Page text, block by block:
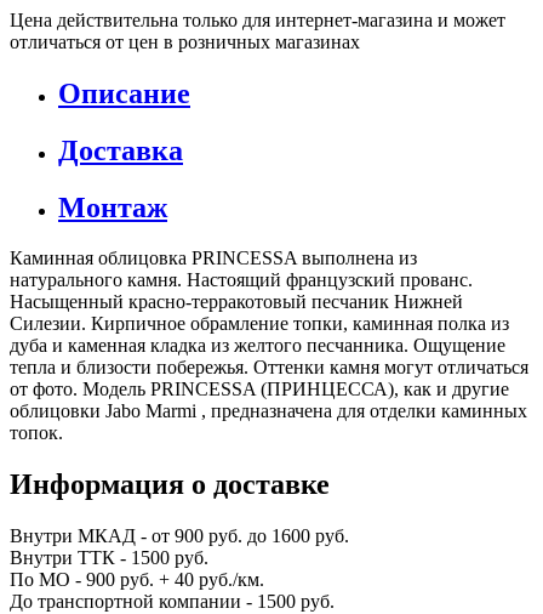
Цена действительна только для интернет-магазина и может
отличаться от цен в розничных магазинах
Описание
Доставка
Монтаж
Каминная облицовка PRINCESSA выполнена из
натурального камня. Настоящий французский прованс.
Насыщенный красно-терракотовый песчаник Нижней
Силезии. Кирпичное обрамление топки, каминная полка из
дуба и каменная кладка из желтого песчанника. Ощущение
тепла и близости побережья. Оттенки камня могут отличаться
от фото. Модель PRINCESSA (ПРИНЦЕССА), как и другие
облицовки Jabo Marmi , предназначена для отделки каминных
топок.
Информация о доставке
Внутри МКАД - от 900 руб. до 1600 руб.
Внутри ТТК - 1500 руб.
По МО - 900 руб. + 40 руб./км.
До транспортной компании - 1500 руб.